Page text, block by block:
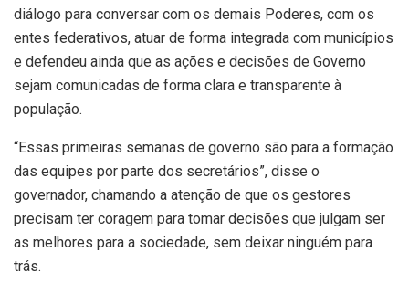
diálogo para conversar com os demais Poderes, com os
entes federativos, atuar de forma integrada com municípios
e defendeu ainda que as ações e decisões de Governo
sejam comunicadas de forma clara e transparente à
população.
“Essas primeiras semanas de governo são para a formação
das equipes por parte dos secretários”, disse o
governador, chamando a atenção de que os gestores
precisam ter coragem para tomar decisões que julgam ser
as melhores para a sociedade, sem deixar ninguém para
trás.